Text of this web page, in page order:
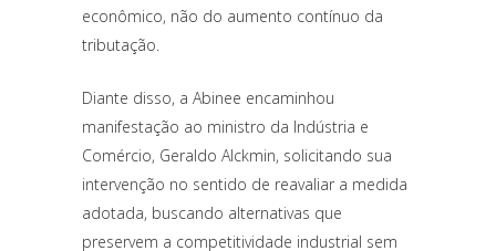
econômico, não do aumento contínuo da
tributação.
Diante disso, a Abinee encaminhou
manifestação ao ministro da Indústria e
Comércio, Geraldo Alckmin, solicitando sua
intervenção no sentido de reavaliar a medida
adotada, buscando alternativas que
preservem a competitividade industrial sem